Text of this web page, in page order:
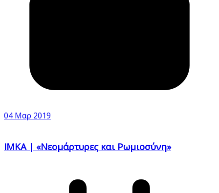
04 Μαρ 2019
ΙΜΚΑ | «Νεομάρτυρες και Ρωμιοσύνη»